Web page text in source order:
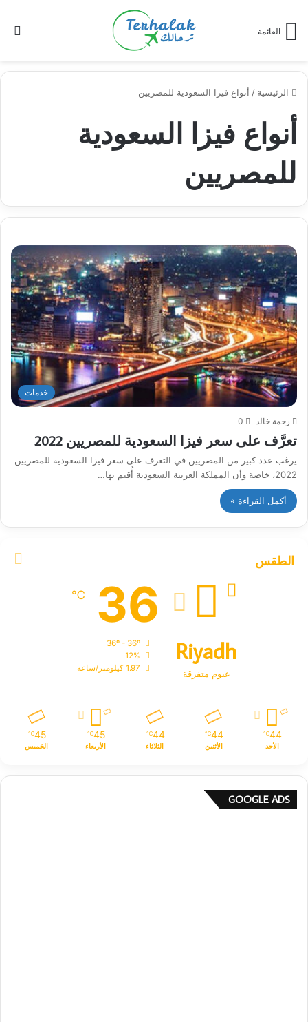
القائمة
الرئيسية / أنواع فيزا السعودية للمصريين
أنواع فيزا السعودية
للمصريين
خدمات
رحمة خالد 0
تعرَّف على سعر فيزا السعودية للمصريين 2022
يرغب عدد كبير من المصريين في التعرف على سعر فيزا السعودية للمصريين
2022، خاصة وأن المملكة العربية السعودية أُقيم بها…
أكمل القراءة »
الطقس
Riyadh
غيوم متفرقة
36
℃
12%
1.97 كيلومتر/ساعة
44
℃
الأحد
44
℃
الأثنين
44
℃
الثلاثاء
45
℃
الأربعاء
45
℃
الخميس
GOOGLE ADS